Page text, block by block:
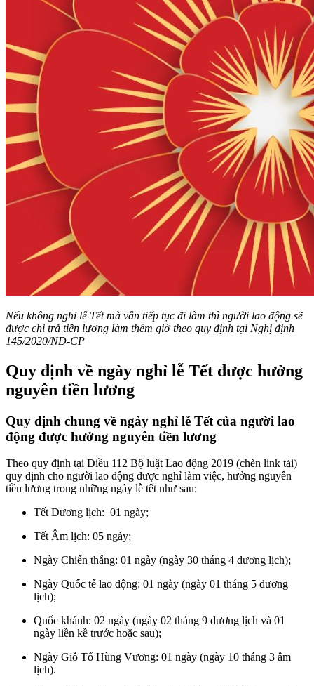
Nếu không nghỉ lễ Tết mà vẫn tiếp tục đi làm thì người lao động sẽ
được chi trả tiền lương làm thêm giờ theo quy định tại Nghị định
145/2020/NĐ-CP
Quy định về ngày nghỉ lễ Tết được hưởng
nguyên tiền lương
Quy định chung về ngày nghỉ lễ Tết của người lao
động được hưởng nguyên tiền lương
Theo quy định tại Điều 112 Bộ luật Lao động 2019 (chèn link tải)
quy định cho người lao động được nghỉ làm việc, hưởng nguyên
tiền lương trong những ngày lễ tết như sau:
Tết Dương lịch: 01 ngày;
Tết Âm lịch: 05 ngày;
Ngày Chiến thắng: 01 ngày (ngày 30 tháng 4 dương lịch);
Ngày Quốc tế lao động: 01 ngày (ngày 01 tháng 5 dương
lịch);
Quốc khánh: 02 ngày (ngày 02 tháng 9 dương lịch và 01
ngày liền kề trước hoặc sau);
Ngày Giỗ Tổ Hùng Vương: 01 ngày (ngày 10 tháng 3 âm
lịch).